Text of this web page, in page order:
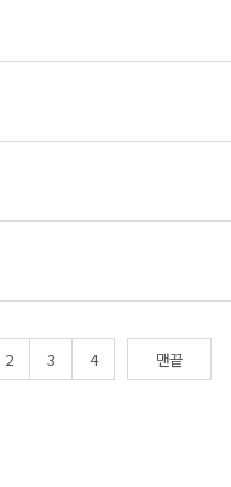
2 3 4 맨끝